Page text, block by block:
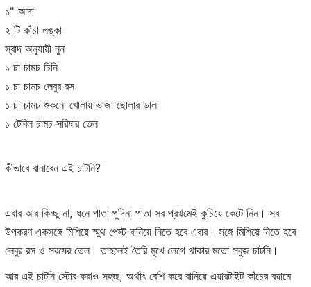
১" আদা
২ টি কাঁচা লঙ্কা
স্বাদ অনুযায়ী নুন
১ চা চামচ চিনি
১ চা চামচ লেবুর রস
১ চা চামচ শুকনো খোলায় ভাজা ছোলার ডাল
১ টেবিল চামচ সরিষার তেল
কীভাবে বানাবেন এই চাটনি?
এবার আর কিচ্ছু না, ধনে পাতা পুদিনা পাতা সব প্রথমেই কুচিয়ে কেটে নিন। সব
উপকরণ একসঙ্গে মিশিয়ে স্মুথ পেস্ট বানিয়ে নিতে হবে এবার। সঙ্গে মিশিয়ে নিতে হবে
লেবুর রস ও সরষের তেল। তাহলেই তৈরি মুখে লেগে থাকার মতো সবুজ চাটনি।
আর এই চাটনি স্টোর করাও সহজ, অর্থাৎ বেশি করে বানিয়ে এয়ারটাইট কাঁচের বয়ামে